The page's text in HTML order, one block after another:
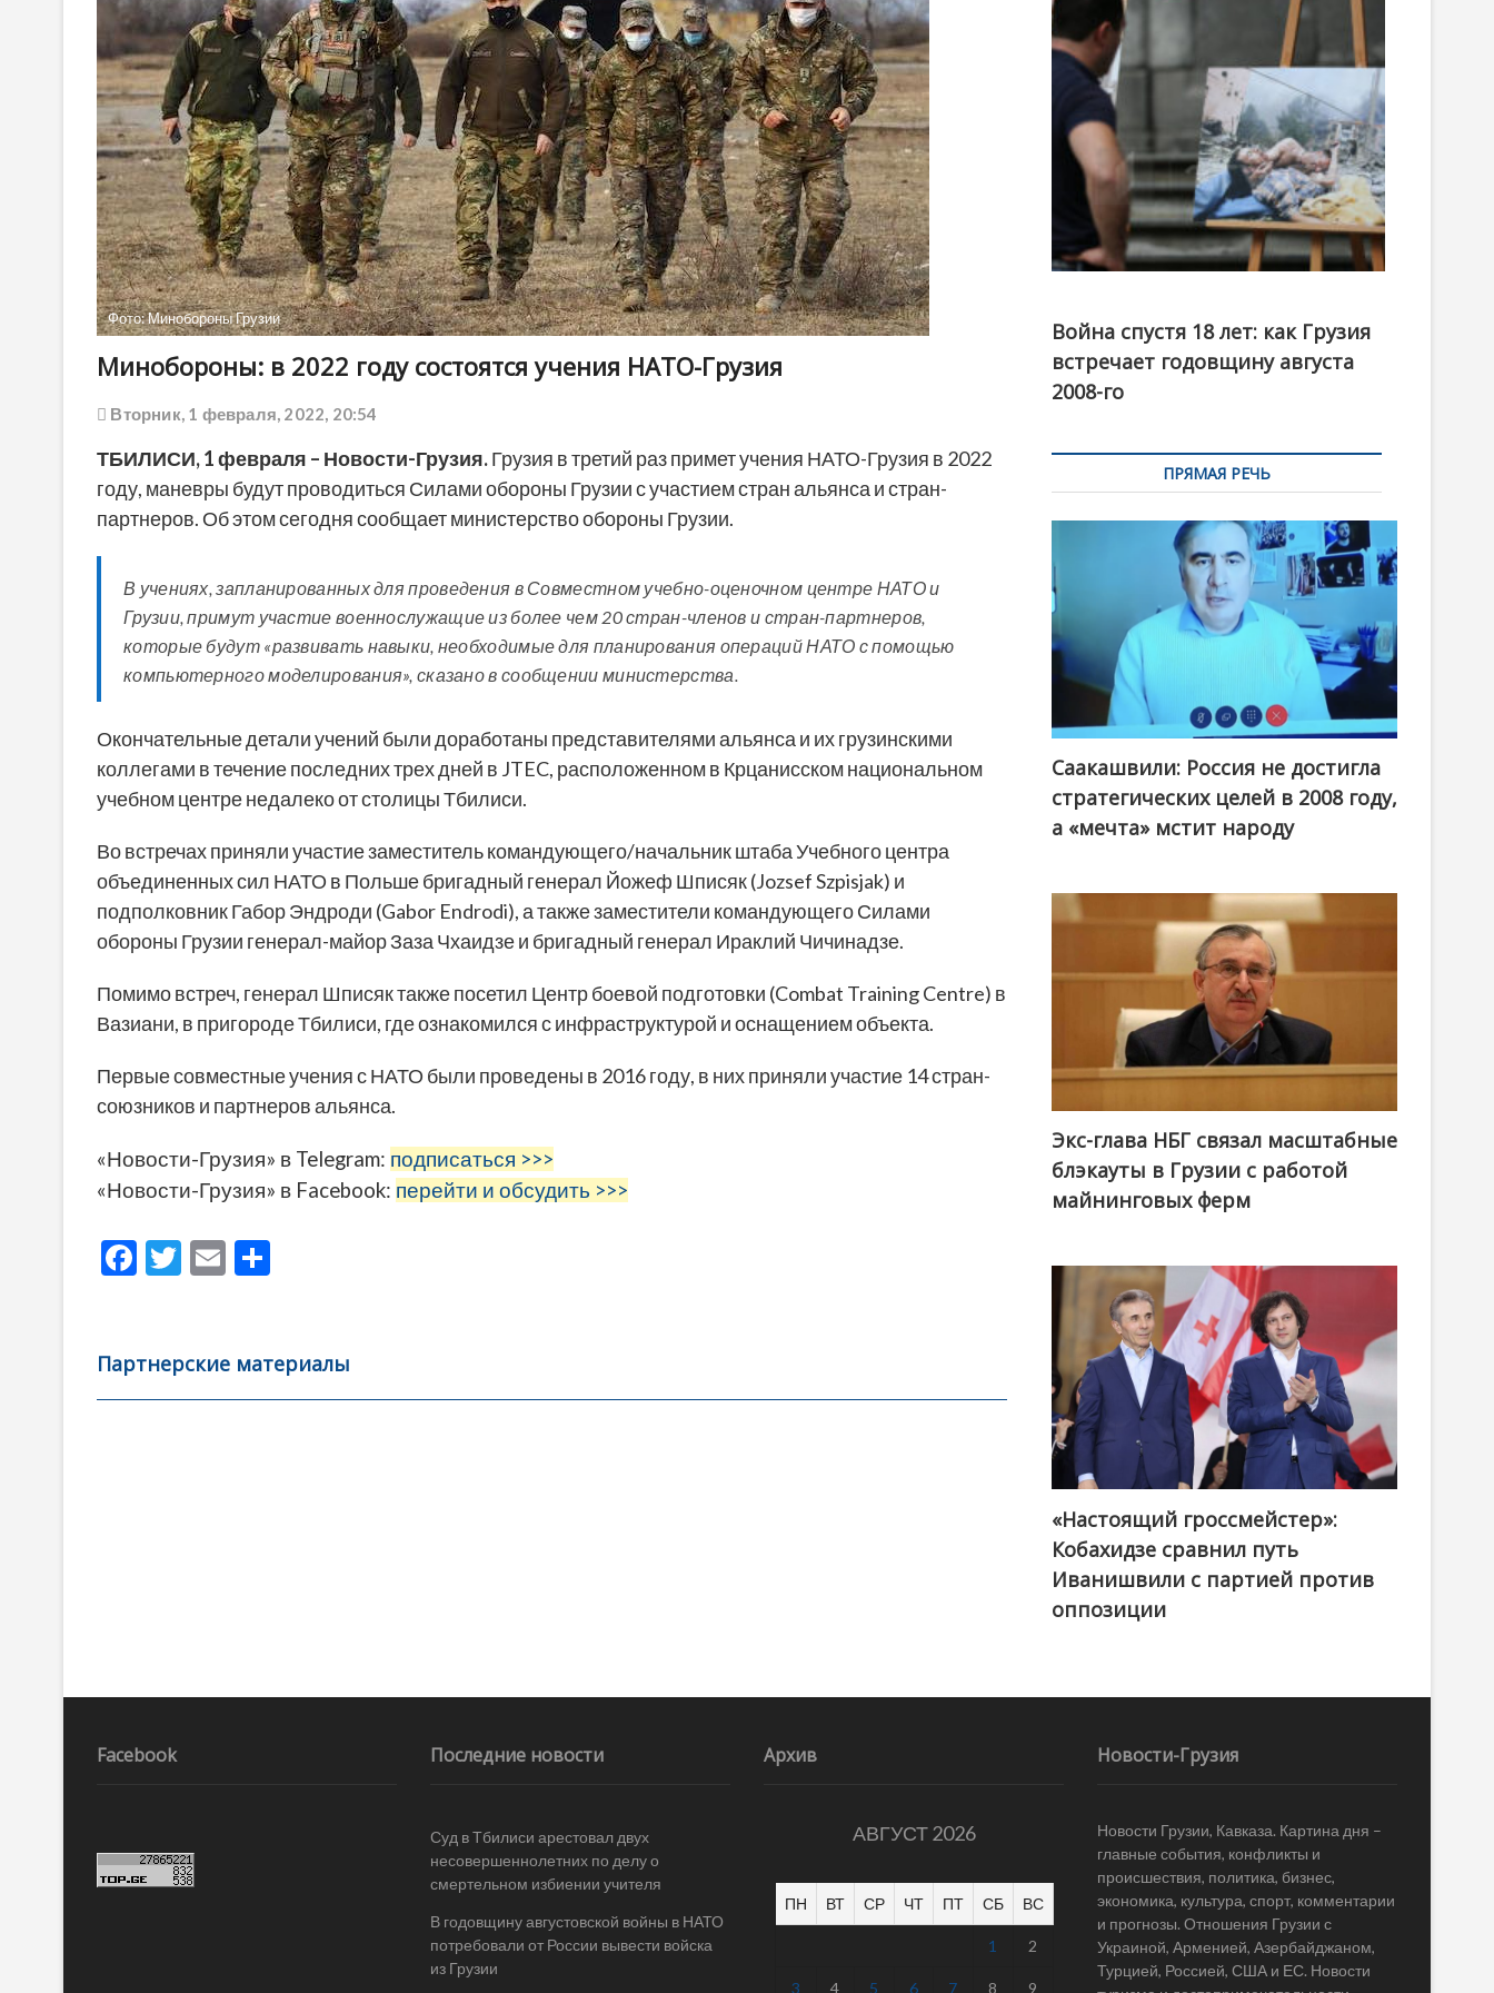
o
n
Фото: Минобороны Грузии
Минобороны: в 2022 году состоятся учения НАТО-Грузия
Вторник, 1 февраля, 2022, 20:54
ТБИЛИСИ,1 февраля – Новости-Грузия.Грузия в третий раз примет учения НАТО-Грузия в 2022
году, маневры будут проводиться Силами обороны Грузии с участием стран альянса и стран-
партнеров. Об этом сегодня сообщает министерство обороны Грузии.
В учениях, запланированных для проведения в Совместном учебно-оценочном центре НАТО и
Грузии, примут участие военнослужащие из более чем 20 стран-членов и стран-партнеров,
которые будут «развивать навыки, необходимые для планирования операций НАТО с помощью
компьютерного моделирования», сказано в сообщении министерства.
Окончательные детали учений были доработаны представителями альянса и их грузинскими
коллегами в течение последних трех дней в JTEC, расположенном в Крцанисском национальном
учебном центре недалеко от столицы Тбилиси.
Во встречах приняли участие заместитель командующего/начальник штаба Учебного центра
объединенных сил НАТО в Польше бригадный генерал Йожеф Шписяк (Jozsef Szpisjak) и
подполковник Габор Эндроди (Gabor Endrodi), а также заместители командующего Силами
обороны Грузии генерал-майор Заза Чхаидзе и бригадный генерал Ираклий Чичинадзе.
Помимо встреч, генерал Шписяк также посетил Центр боевой подготовки (Combat Training Centre) в
Вазиани, в пригороде Тбилиси, где ознакомился с инфраструктурой и оснащением объекта.
Первые совместные учения с НАТО были проведены в 2016 году, в них приняли участие 14 стран-
союзников и партнеров альянса.
«Новости-Грузия» в Telegram: подписаться >>>
«Новости-Грузия» в Facebook: перейти и обсудить >>>
F
b
o
T
er
E
l
а
в
Партнерские материалы
канал
Война спустя 18 лет: как Грузия
встречает годовщину августа
2008-го
ПРЯМАЯ РЕЧЬ
Саакашвили: Россия не достигла
стратегических целей в 2008 году,
а «мечта» мстит народу
Экс-глава НБГ связал масштабные
блэкауты в Грузии с работой
майнинговых ферм
@ქართული ოცნება / Georgian Dream
«Настоящий гроссмейстер»:
Кобахидзе сравнил путь
Иванишвили с партией против
оппозиции
Facebook Последние новости
Суд в Тбилиси арестовал двух
несовершеннолетних по делу о
смертельном избиении учителя
В годовщину августовской войны в НАТО
потребовали от России вывести войска
из Грузии
Архив
АВГУСТ 2026
ПН ВТ СР ЧТ ПТ СБ ВС
1 2
3 4 5 6 7 8 9
Новости-Грузия
Новости Грузии, Кавказа. Картина дня –
главные события, конфликты и
происшествия, политика, бизнес,
экономика, культура, спорт, комментарии
и прогнозы. Отношения Грузии с
Украиной, Арменией, Азербайджаном,
Турцией, Россией, США и ЕС. Новости